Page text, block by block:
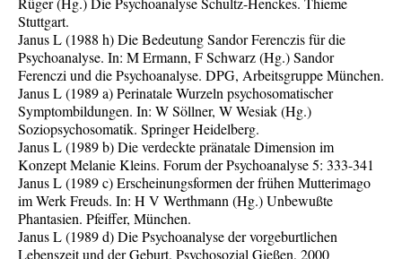
Stuttgart.
Janus L (1988 h) Die Bedeutung Sandor Ferenczis für die
Psychoanalyse. In: M Ermann, F Schwarz (Hg.) Sandor
Ferenczi und die Psychoanalyse. DPG, Arbeitsgruppe München.
Janus L (1989 a) Perinatale Wurzeln psychosomatischer
Symptombildungen. In: W Söllner, W Wesiak (Hg.)
Soziopsychosomatik. Springer Heidelberg.
Janus L (1989 b) Die verdeckte pränatale Dimension im
Konzept Melanie Kleins. Forum der Psychoanalyse 5: 333-341
Janus L (1989 c) Erscheinungsformen der frühen Mutterimago
im Werk Freuds. In: H V Werthmann (Hg.) Unbewußte
Phantasien. Pfeiffer, München.
Janus L (1989 d) Die Psychoanalyse der vorgeburtlichen
Lebenszeit und der Geburt. Psychosozial Gießen, 2000